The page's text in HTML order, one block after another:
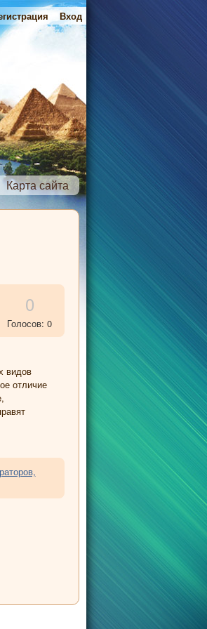
Вход
Карта сайта
0
Голосов: 0
видов
отличие